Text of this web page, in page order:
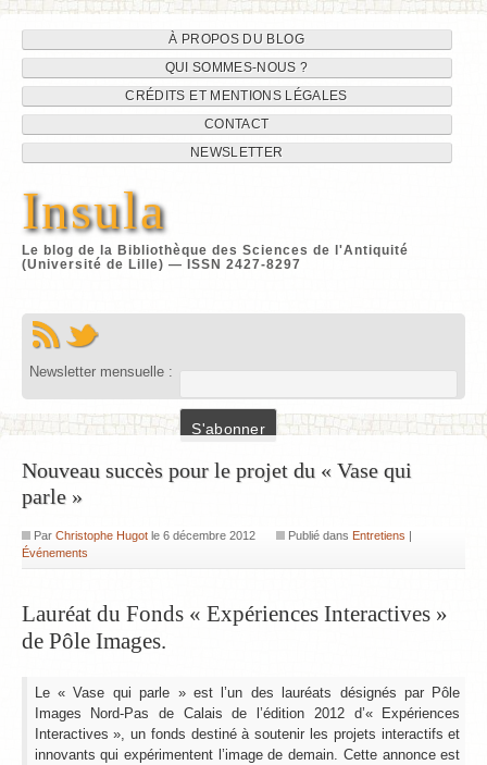
Navigation
du
site
au
contenu
À PROPOS DU BLOG
QUI SOMMES-NOUS ?
CRÉDITS ET MENTIONS LÉGALES
CONTACT
NEWSLETTER
Insula
Le blog de la Bibliothèque des Sciences de l'Antiquité
(Université de Lille) — ISSN 2427-8297
Newsletter mensuelle :
Nouveau succès pour le projet du « Vase qui
parle »
Par Christophe Hugotle 6 décembre 2012 Publié dans Entretiens
Événements
Lauréat du Fonds « Expériences Interactives »
de Pôle Images.
Le « Vase qui parle » est l’un des lauréats désignés par Pôle
Images Nord-Pas de Calais de l’édition 2012 d’« Expériences
Interactives », un fonds destiné à soutenir les projets interactifs et
innovants qui expérimentent l’image de demain. Cette annonce est